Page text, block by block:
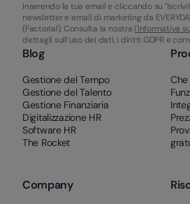
Inserendo la tua email e cliccando su
newsletter e email di marketing da
(Factorial). Consulta la nostra l'Informativa
dettagli sull’uso dei dati, i diritti GDPR e
Blog
Gestione del Tempo
Gestione del Talento
Gestione Finanziaria
Digitalizzazione HR
Software HR
The Rocket
Che
Company